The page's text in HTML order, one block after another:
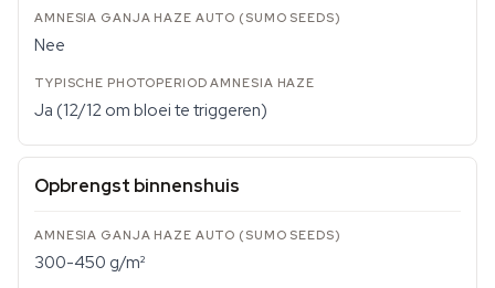
Nee
Ja (12/12 om bloei te triggeren)
Opbrengst binnenshuis
300-450 g/m²